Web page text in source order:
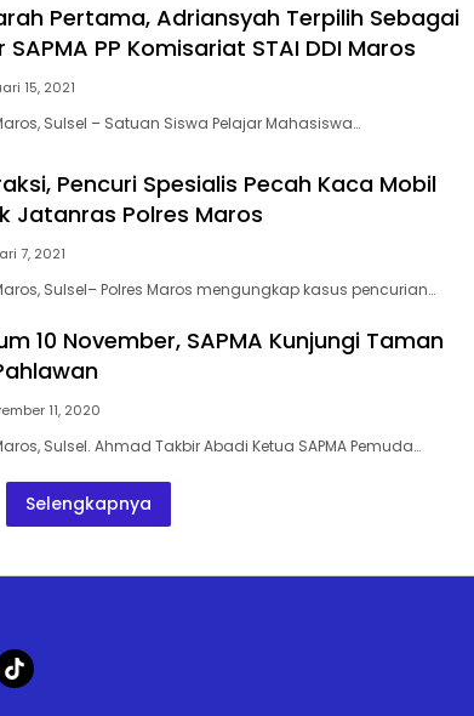
Pertama, Adriansyah Terpilih Sebagai
PP Komisariat STAI DDI Maros
15, 2021
Sulsel – Satuan Siswa Pelajar Mahasiswa…
Pencuri Spesialis Pecah Kaca Mobil
Jatanras Polres Maros
7, 2021
Sulsel– Polres Maros mengungkap kasus pencurian…
10 November, SAPMA Kunjungi Taman
11, 2020
Sulsel. Ahmad Takbir Abadi Ketua SAPMA Pemuda…
Selengkapnya